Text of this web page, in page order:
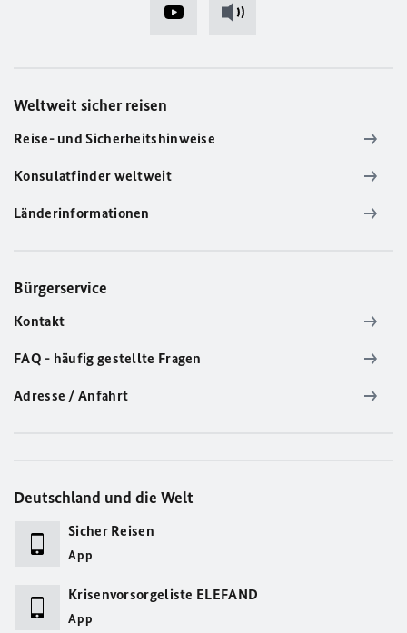
Weltweit sicher reisen
Reise- und Sicherheitshinweise
Konsulatfinder weltweit
Länderinformationen
Bürgerservice
Kontakt
FAQ - häufig gestellte Fragen
Adresse / Anfahrt
Deutschland und die Welt
Sicher Reisen
App
Krisenvorsorgeliste ELEFAND
App